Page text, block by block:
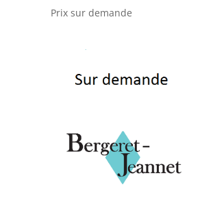
Prix sur demande